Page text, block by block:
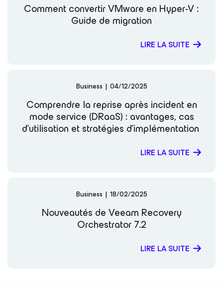
Comment convertir VMware en Hyper-V :
Guide de migration
LIRE LA SUITE
Business | 04/12/2025
Comprendre la reprise après incident en
mode service (DRaaS) : avantages, cas
d’utilisation et stratégies d’implémentation
LIRE LA SUITE
Business | 18/02/2025
Nouveautés de Veeam Recovery
Orchestrator 7.2
LIRE LA SUITE